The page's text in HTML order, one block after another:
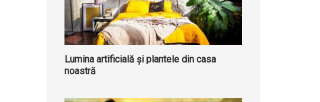
Lumina artificială și plantele din casa
noastră